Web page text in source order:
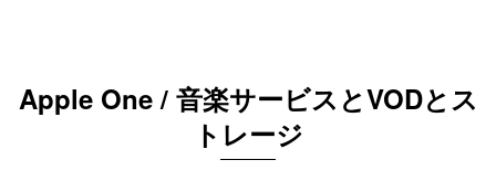
Apple One / 音楽サービスとVODとス
トレージ